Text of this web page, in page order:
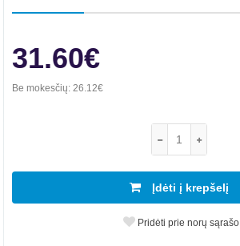
31.60€
Be mokesčių: 26.12€
Įdėti į krepšelį
Pridėti prie norų sąrašo